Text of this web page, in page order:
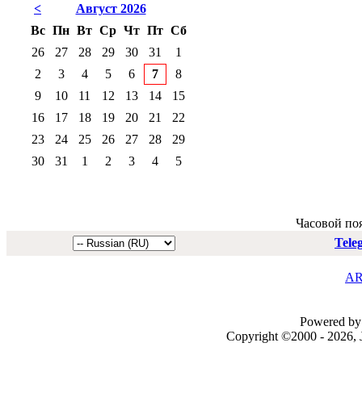
<
Август 2026
Вс Пн Вт Ср Чт Пт Сб
26
27 28 29 30 31
1
2
3 4 5 6 7
8
9
10 11 12 13 14
15
16
17 18 19 20 21
22
23
24 25 26 27 28
29
30
31 1 2 3 4 5
Часовой
Powered
Copyright ©2000 - 2026,